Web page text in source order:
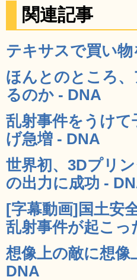
関連記事
テキサスで買い
ほんとのところ
るのか - DNA
乱射事件をうけ
げ急増 - DNA
世界初、3Dプリ
の出力に成功 -
[字幕動画]国土安
乱射事件が起こっ
想像上の敵に想像
DNA